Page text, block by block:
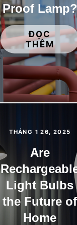
Proof Lamp?
ĐỌC
THÊM
THÁNG 1 26, 2025
Are
Light Bulbs
the Future of
Home